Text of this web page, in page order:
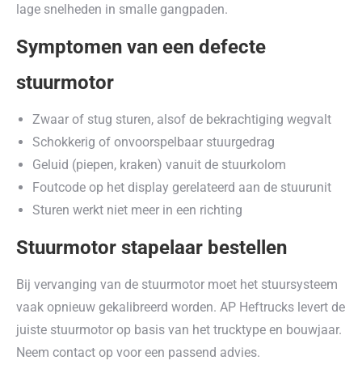
lage snelheden in smalle gangpaden.
Symptomen van een defecte
stuurmotor
Zwaar of stug sturen, alsof de bekrachtiging wegvalt
Schokkerig of onvoorspelbaar stuurgedrag
Geluid (piepen, kraken) vanuit de stuurkolom
Foutcode op het display gerelateerd aan de stuurunit
Sturen werkt niet meer in een richting
Stuurmotor stapelaar bestellen
Bij vervanging van de stuurmotor moet het stuursysteem
vaak opnieuw gekalibreerd worden. AP Heftrucks levert de
juiste stuurmotor op basis van het trucktype en bouwjaar.
Neem contact op voor een passend advies.